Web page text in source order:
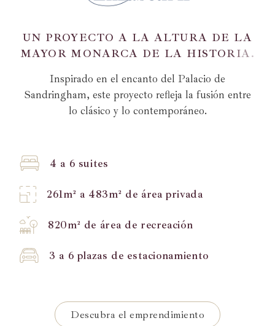
UN PROYECTO A LA ALTURA DE LA
MAYOR MONARCA DE LA HISTORIA.
Inspirado en el encanto del Palacio de
Sandringham, este proyecto refleja la fusión entre
lo clásico y lo contemporáneo.
4 a 6 suites
261m² a 483m² de área privada
820m² de área de recreación
3 a 6 plazas de estacionamiento
Descubra el emprendimiento